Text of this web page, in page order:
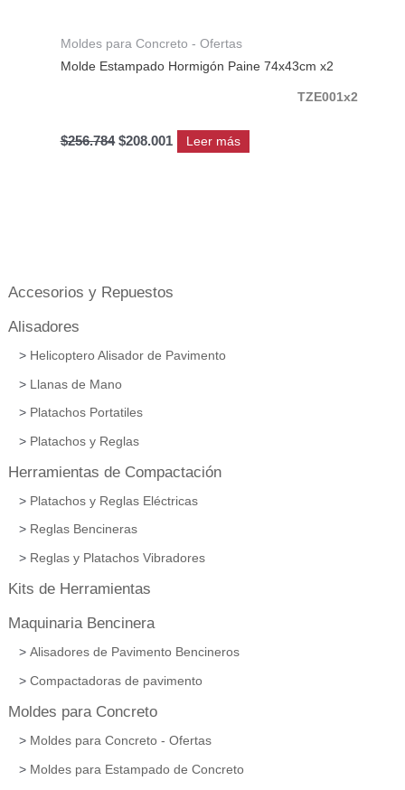
Accesorios y Repuestos
Alisadores
Helicoptero Alisador de Pavimento
Llanas de Mano
Platachos Portatiles
Platachos y Reglas
Herramientas de Compactación
Platachos y Reglas Eléctricas
Reglas Bencineras
Reglas y Platachos Vibradores
Kits de Herramientas
Maquinaria Bencinera
Alisadores de Pavimento Bencineros
Compactadoras de pavimento
Moldes para Concreto
Moldes para Concreto - Ofertas
Moldes para Estampado de Concreto
Moldes para Concreto - Ofertas
Molde Estampado Hormigón Paine 74x43cm x2
TZE001x2
$256.784 $208.001 Leer más